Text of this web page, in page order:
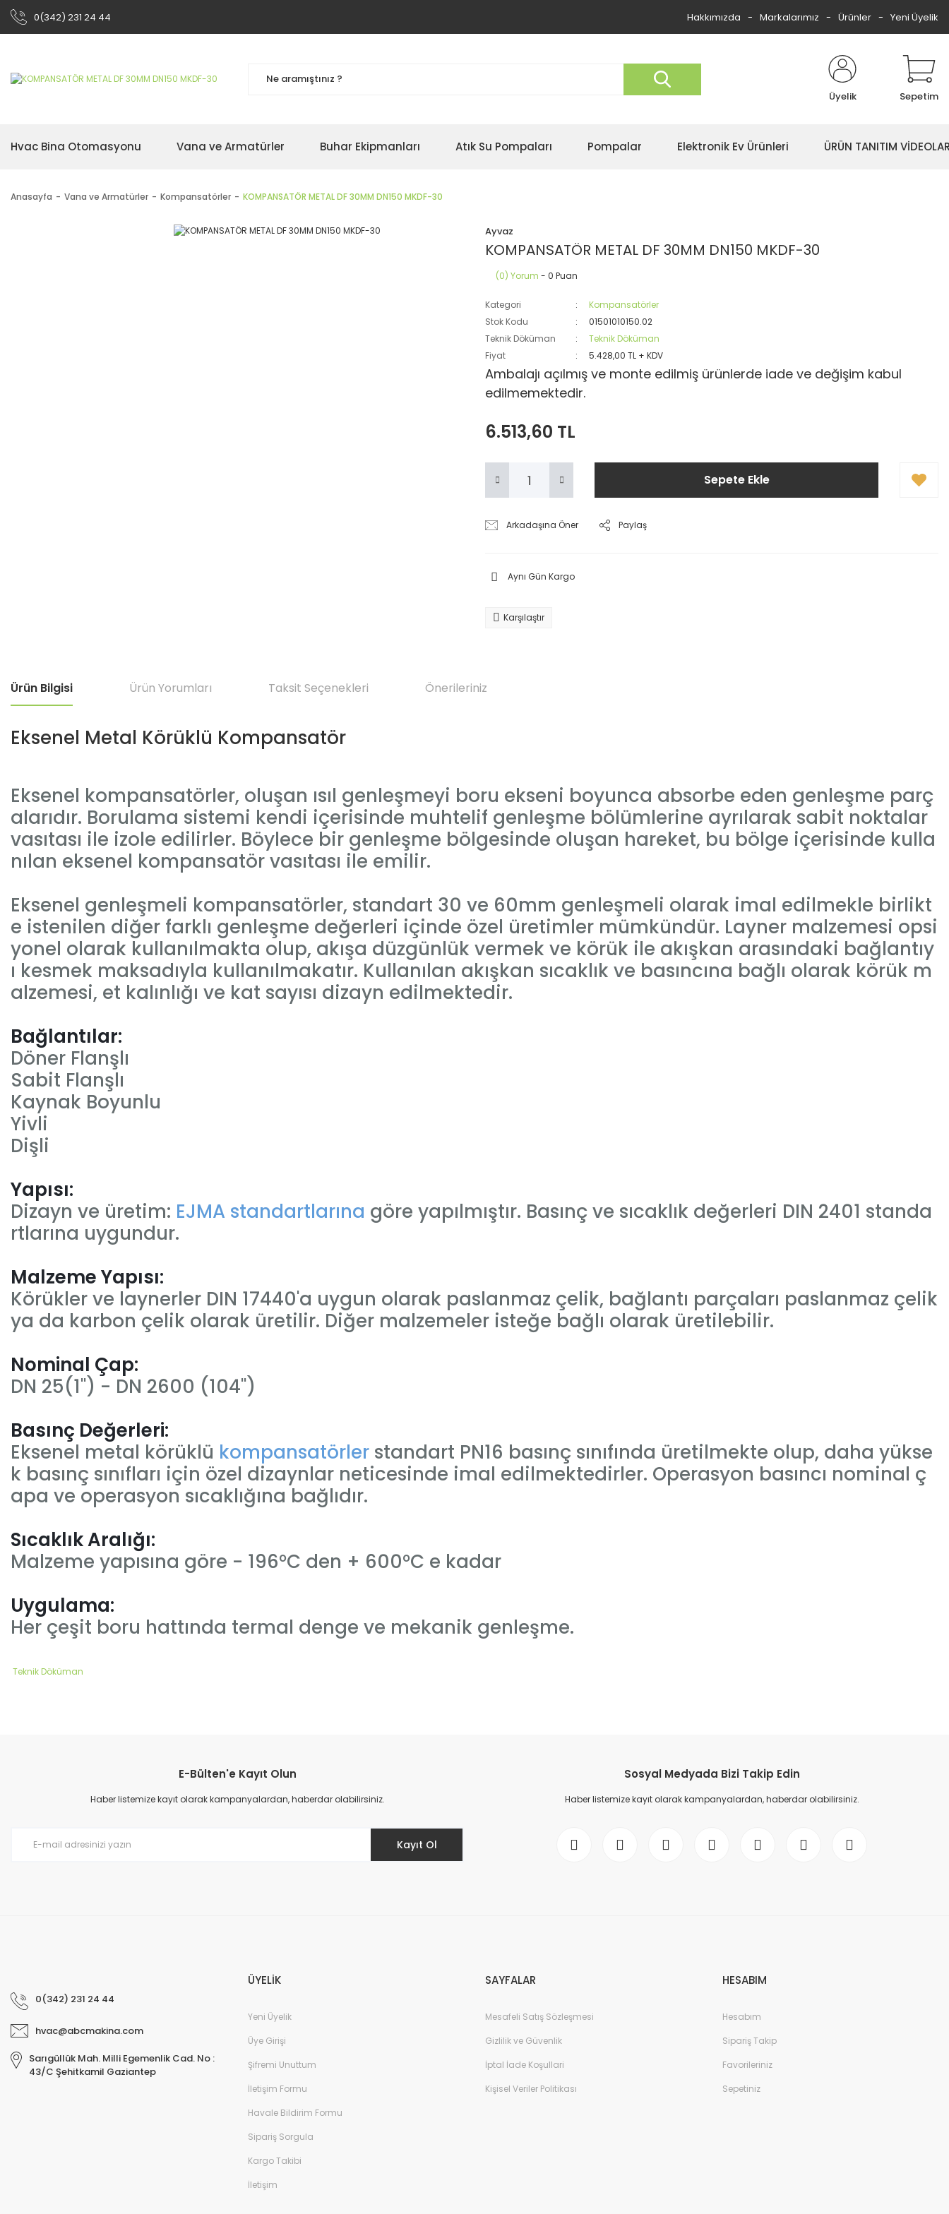
0(342) 231 24 44 Hakkımızda Markalarımız Ürünler Yeni Üyelik
Üyelik Sepetim
Hvac Bina Otomasyonu Vana ve Armatürler Buhar Ekipmanları Atık Su Pompaları Pompalar Elektronik Ev Ürünleri ÜRÜN TANITIM
Anasayfa Vana ve Armatürler Kompansatörler KOMPANSATÖR METAL DF 30MM DN150 MKDF-30
Ayvaz
KOMPANSATÖR METAL DF 30MM DN150 MKDF-30
(0) Yorum - 0 Puan
Kategori
Kompansatörler
Stok Kodu
01501010150.02
Teknik Döküman
Teknik Döküman
Fiyat
5.428,00 TL + KDV
Ambalajı açılmış ve monte edilmiş ürünlerde iade ve değişim kabul
edilmemektedir.
6.513,60 TL
Sepete Ekle
Arkadaşına Öner Paylaş
Aynı Gün Kargo
Karşılaştır
Ürün Bilgisi Ürün Yorumları Taksit Seçenekleri Önerileriniz
Eksenel Metal Körüklü Kompansatör
Eksenel kompansatörler, oluşan ısıl genleşmeyi boru ekseni boyunca absorbe eden genleşme parç
alarıdır. Borulama sistemi kendi içerisinde muhtelif genleşme bölümlerine ayrılarak sabit noktalar
vasıtası ile izole edilirler. Böylece bir genleşme bölgesinde oluşan hareket, bu bölge içerisinde kulla
nılan eksenel kompansatör vasıtası ile emilir.
Eksenel genleşmeli kompansatörler, standart 30 ve 60mm genleşmeli olarak imal edilmekle birlikt
e istenilen diğer farklı genleşme değerleri içinde özel üretimler mümkündür. Layner malzemesi opsi
yonel olarak kullanılmakta olup, akışa düzgünlük vermek ve körük ile akışkan arasındaki bağlantıy
ı kesmek maksadıyla kullanılmakatır. Kullanılan akışkan sıcaklık ve basıncına bağlı olarak körük m
alzemesi, et kalınlığı ve kat sayısı dizayn edilmektedir.
Bağlantılar:
Döner Flanşlı
Sabit Flanşlı
Kaynak Boyunlu
Yivli
Dişli
Yapısı:
Dizayn ve üretim: EJMA standartlarına göre yapılmıştır. Basınç ve sıcaklık değerleri DIN 2401 standa
rtlarına uygundur.
Malzeme Yapısı:
Körükler ve laynerler DIN 17440'a uygun olarak paslanmaz çelik, bağlantı parçaları paslanmaz çelik
ya da karbon çelik olarak üretilir. Diğer malzemeler isteğe bağlı olarak üretilebilir.
Nominal Çap:
DN 25(1") - DN 2600 (104")
Basınç Değerleri:
Eksenel metal körüklü kompansatörler standart PN16 basınç sınıfında üretilmekte olup, daha yükse
k basınç sınıfları için özel dizaynlar neticesinde imal edilmektedirler. Operasyon basıncı nominal ç
apa ve operasyon sıcaklığına bağlıdır.
Sıcaklık Aralığı:
Malzeme yapısına göre - 196°C den + 600°C e kadar
Uygulama:
Her çeşit boru hattında termal denge ve mekanik genleşme.
Teknik Döküman
Ürün resmi kalitesiz, bozuk veya görüntülenemiyor.
Ürün açıklamasında eksik bilgiler bulunuyor.
E-Bülten'e Kayıt Olun
Haber listemize kayıt olarak kampanyalardan, haberdar olabilirsiniz.
Kayıt Ol
Sosyal Medyada Bizi Takip Edin
Haber listemize kayıt olarak kampanyalardan, haberdar olabilirsiniz.
0(342) 231 24 44
hvac@abcmakina.com
Sarıgüllük Mah. Milli Egemenlik Cad. No :
43/C Şehitkamil Gaziantep
ÜYELİK
Yeni Üyelik
Üye Girişi
Şifremi Unuttum
İletişim Formu
Havale Bildirim Formu
Sipariş Sorgula
Kargo Takibi
İletişim
SAYFALAR
Mesafeli Satış Sözleşmesi
Gizlilik ve Güvenlik
İptal İade Koşullari
Kişisel Veriler Politikası
HESABIM
Hesabım
Sipariş Takip
Favorileriniz
Sepetiniz